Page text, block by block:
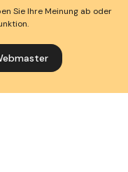
Sie Ihre Meinung ab oder